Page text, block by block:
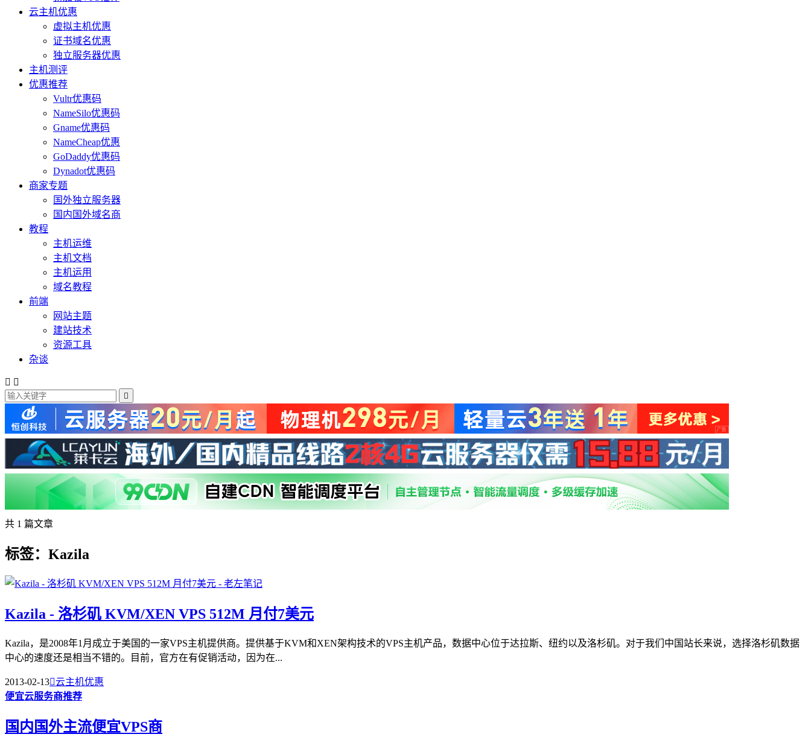
云主机优惠
虚拟主机优惠
证书域名优惠
独立服务器优惠
主机测评
优惠推荐
Vultr优惠码
NameSilo优惠码
Gname优惠码
NameCheap优惠
GoDaddy优惠码
Dynadot优惠码
商家专题
国外独立服务器
国内国外域名商
教程
主机运维
主机文档
主机运用
域名教程
前端
网站主题
建站技术
资源工具
杂谈
 

共 1 篇文章
标签：Kazila
Kazila - 洛杉矶 KVM/XEN VPS 512M 月付7美元
Kazila，是2008年1月成立于美国的一家VPS主机提供商。提供基于KVM和XEN架构技术的VPS主机产品，数据中心位于达拉斯、纽约以及洛杉矶。对于我们中国站长来说，选择洛杉矶数据
中心的速度还是相当不错的。目前，官方在有促销活动，因为在...
2013-02-13云主机优惠
便宜云服务商推荐
国内国外主流便宜VPS商